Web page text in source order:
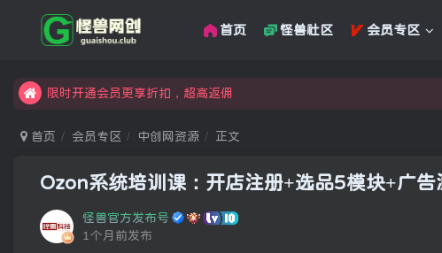
首页 怪兽社区 会员专区
汇集各领域的创新者、创业者和副业经营者，共同探索创业和创新的未来
限时开通会员更享折扣，超高返佣
首页 会员专区 中创网资源 正文
Ozon系统培训课：开店注册+选品5模块+广
怪兽官方发布号
1个月前发布